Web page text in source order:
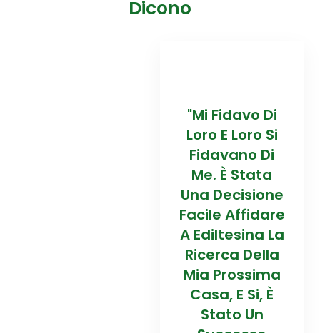
Dicono
"Mi Fidavo Di
Loro E Loro Si
Fidavano Di
Me. È Stata
Una Decisione
Facile Affidare
A Ediltesina La
Ricerca Della
Mia Prossima
Casa, E Si, È
Stato Un